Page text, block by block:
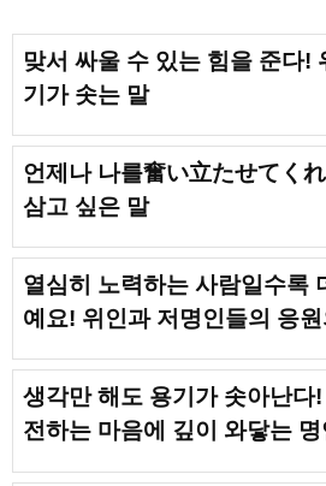
맞서 싸울 수 있는 힘을 준다!
기가 솟는 말
언제나 나를奮い立たせてく
삼고 싶은 말
열심히 노력하는 사람일수록
예요! 위인과 저명인들의 응
생각만 해도 용기가 솟아난다!
전하는 마음에 깊이 와닿는 명